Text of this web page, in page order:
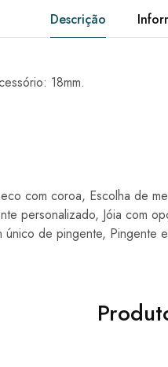
Descrição
18mm.
com coroa, Escolha de
personalizado, Jóia com
de pingente, Pingente